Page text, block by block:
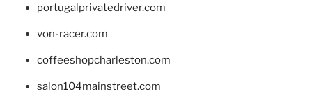
portugalprivatedriver.com
von-racer.com
coffeeshopcharleston.com
salon104mainstreet.com